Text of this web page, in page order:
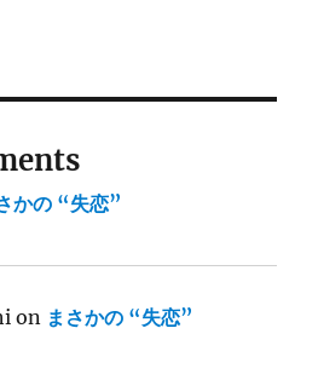
かの “失恋”
on まさかの “失恋”